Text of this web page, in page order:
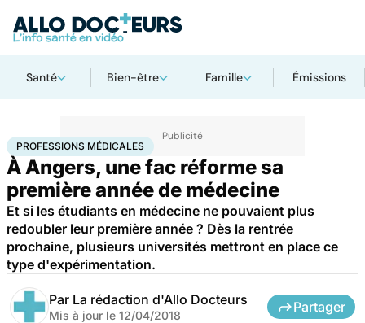
Santé Bien-être Famille Émissions
AccueilSantéProfessions médicales
PROFESSIONS MÉDICALES
À Angers, une fac réforme sa
première année de médecine
Et si les étudiants en médecine ne pouvaient plus
redoubler leur première année ? Dès la rentrée
prochaine, plusieurs universités mettront en place ce
type d'expérimentation.
Par La rédaction d'Allo Docteurs
Mis à jour le 12/04/2018
Partager